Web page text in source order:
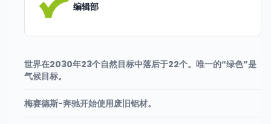
编辑部
世界在2030年23个自然目标中落后于22个。唯一的“绿色”是
气候目标。
梅赛德斯-奔驰开始使用废旧铝材。